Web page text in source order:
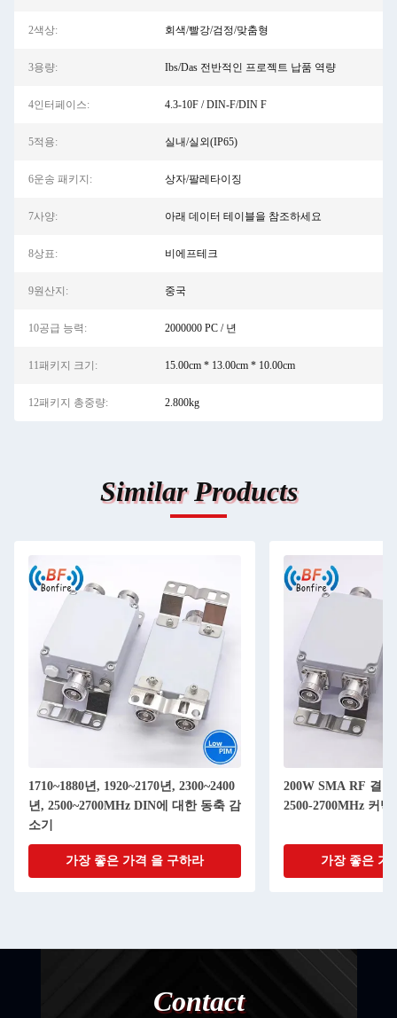
2색상: 회색/빨강/검정/맞춤형
3용량: Ibs/Das 전반적인 프로젝트 납품 역량
4인터페이스: 4.3-10F / DIN-F/DIN F
5적용: 실내/실외(IP65)
6운송 패키지: 상자/팔레타이징
7사양: 아래 데이터 테이블을 참조하세요
8상표: 비에프테크
9원산지: 중국
10공급 능력: 2000000 PC / 년
11패키지 크기: 15.00cm * 13.00cm * 10.00cm
12패키지 총중량: 2.800kg
Similar Products
1710~1880년, 1920~2170년, 2300~2400
년, 2500~2700MHz DIN에 대한 동축 감
소기
가장 좋은 가격 을 구하라
200W SMA RF 결
2500-2700MHz 커넥
가장 좋은 가
Contact